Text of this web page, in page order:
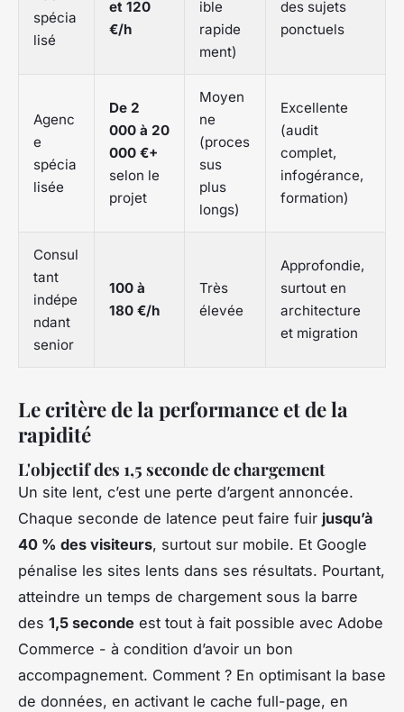
spécia
lisé
et 120
€/h
ible
rapide
ment)
des sujets
ponctuels
Agenc
e
spécia
lisée
De 2
000 à 20
000 €+
selon le
projet
Moyen
ne
(proces
sus
plus
longs)
Excellente
(audit
complet,
infogérance,
formation)
Consul
tant
indépe
ndant
senior
100 à
180 €/h
Très
élevée
Approfondie,
surtout en
architecture
et migration
Le critère de la performance et de la
rapidité
L'objectif des 1,5 seconde de chargement
Un site lent, c’est une perte d’argent annoncée.
Chaque seconde de latence peut faire fuir jusqu’à
40 % des visiteurs, surtout sur mobile. Et Google
pénalise les sites lents dans ses résultats. Pourtant,
atteindre un temps de chargement sous la barre
des 1,5 seconde est tout à fait possible avec Adobe
Commerce - à condition d’avoir un bon
accompagnement. Comment ? En optimisant la base
de données, en activant le cache full-page, en